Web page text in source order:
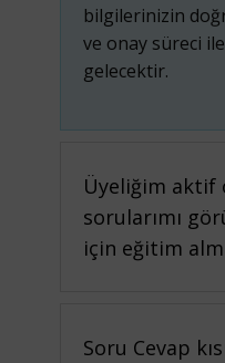
bilgilerinizin
ve onay süreci
gelecektir.
Üyeliğim aktif
sorularımı
için eğitim
Soru Cevap